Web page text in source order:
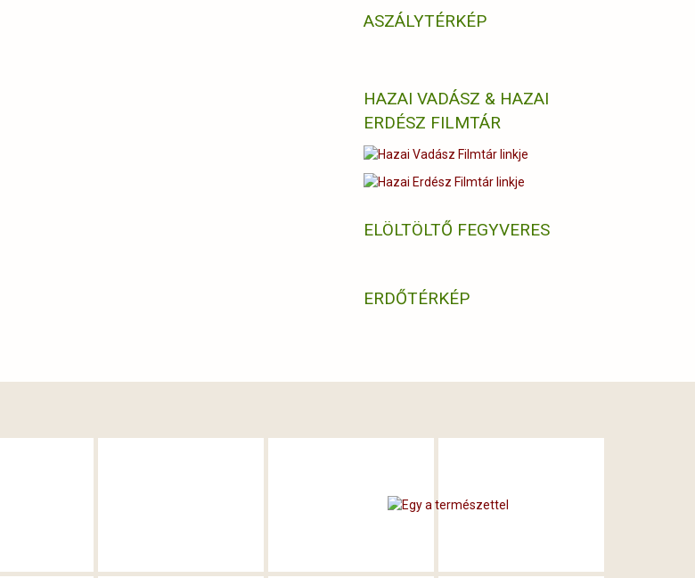
ASZÁLYTÉRKÉP
HAZAI VADÁSZ & HAZAI
ERDÉSZ FILMTÁR
ELÖLTÖLTŐ FEGYVERES
ERDŐTÉRKÉP